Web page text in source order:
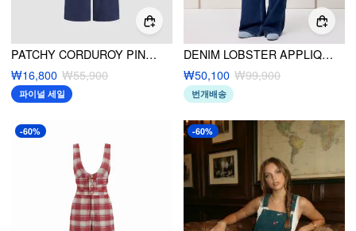
PATCHY CORDUROY PINAFORE JUMPSUIT
₩16,800 ₩55,900
파이널 세일
DENIM LOBSTER APPLIQUE CONTRASTING BINDING STRAIGHT LEG JUMPSUIT
₩50,100 ₩99,900
번개배송
-60% -60%